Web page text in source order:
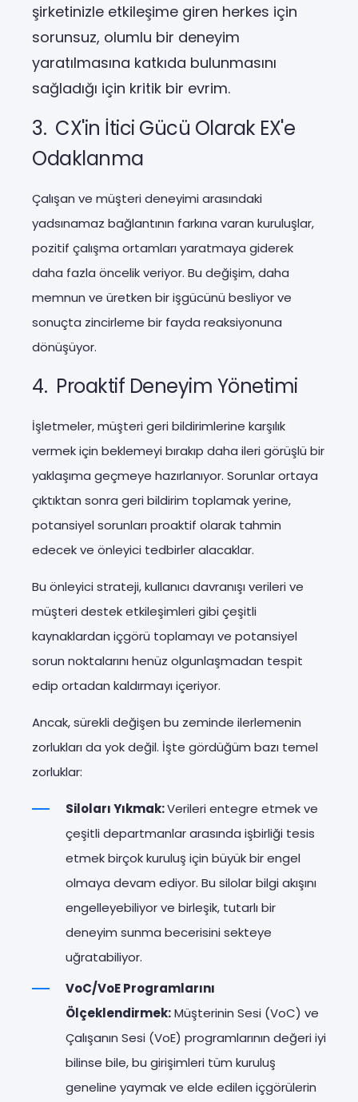
şirketinizle etkileşime giren herkes için
sorunsuz, olumlu bir deneyim
yaratılmasına katkıda bulunmasını
sağladığı için kritik bir evrim.
3. CX'in İtici Gücü Olarak EX'e
Odaklanma
Çalışan ve müşteri deneyimi arasındaki
yadsınamaz bağlantının farkına varan kuruluşlar,
pozitif çalışma ortamları yaratmaya giderek
daha fazla öncelik veriyor. Bu değişim, daha
memnun ve üretken bir işgücünü besliyor ve
sonuçta zincirleme bir fayda reaksiyonuna
dönüşüyor.
4. Proaktif Deneyim Yönetimi
İşletmeler, müşteri geri bildirimlerine karşılık
vermek için beklemeyi bırakıp daha ileri görüşlü bir
yaklaşıma geçmeye hazırlanıyor. Sorunlar ortaya
çıktıktan sonra geri bildirim toplamak yerine,
potansiyel sorunları proaktif olarak tahmin
edecek ve önleyici tedbirler alacaklar.
Bu önleyici strateji, kullanıcı davranışı verileri ve
müşteri destek etkileşimleri gibi çeşitli
kaynaklardan içgörü toplamayı ve potansiyel
sorun noktalarını henüz olgunlaşmadan tespit
edip ortadan kaldırmayı içeriyor.
Ancak, sürekli değişen bu zeminde ilerlemenin
zorlukları da yok değil. İşte gördüğüm bazı temel
zorluklar:
Siloları Yıkmak:Verileri entegre etmek ve
çeşitli departmanlar arasında işbirliği tesis
etmek birçok kuruluş için büyük bir engel
olmaya devam ediyor. Bu silolar bilgi akışını
engelleyebiliyor ve birleşik, tutarlı bir
deneyim sunma becerisini sekteye
uğratabiliyor.
VoC/VoE Programlarını
Ölçeklendirmek:Müşterinin Sesi (VoC) ve
Çalışanın Sesi (VoE) programlarının değeri iyi
bilinse bile, bu girişimleri tüm kuruluş
geneline yaymak ve elde edilen içgörülerin